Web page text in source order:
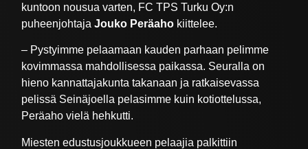
kuntoon nousua varten, FC TPS Turku Oy:n
puheenjohtajaJouko Peräaho kiittelee.
– Pystyimme pelaamaan kauden parhaan pelimme
kovimmassa mahdollisessa paikassa. Seuralla on
hieno kannattajakunta takanaan ja ratkaisevassa
pelissä Seinäjoella pelasimme kuin kotiottelussa,
Peräaho vielä hehkutti.
Miesten edustusjoukkueen pelaajia palkittiin